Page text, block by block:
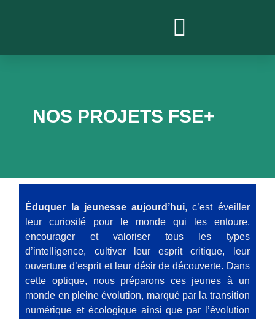
NOS PROJETS FSE+
Éduquer la jeunesse aujourd’hui, c’est éveiller
leur curiosité pour le monde qui les entoure,
encourager et valoriser tous les types
d’intelligence, cultiver leur esprit critique, leur
ouverture d’esprit et leur désir de découverte. Dans
cette optique, nous préparons ces jeunes à un
monde en pleine évolution, marqué par la transition
numérique et écologique ainsi que par l’évolution